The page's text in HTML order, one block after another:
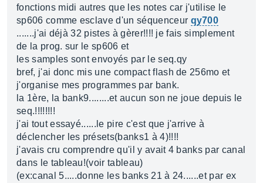
fonctions midi autres que les notes car j'utilise le
sp606 comme esclave d'un séquenceur qy700
.......j'ai déjà 32 pistes à gèrer!!!! je fais simplement
de la prog. sur le sp606 et
les samples sont envoyés par le seq.qy
bref, j'ai donc mis une compact flash de 256mo et
j'organise mes programmes par bank.
la 1ère, la bank9........et aucun son ne joue depuis le
seq.!!!!!!!!
j'ai tout essayé......le pire c'est que j'arrive à
déclencher les présets(banks1 à 4)!!!!
j'avais cru comprendre qu'il y avait 4 banks par canal
dans le tableau!(voir tableau)
(ex:canal 5.....donne les banks 21 à 24......et par ex